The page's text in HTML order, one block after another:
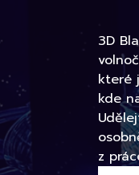
3D
které
kde
z